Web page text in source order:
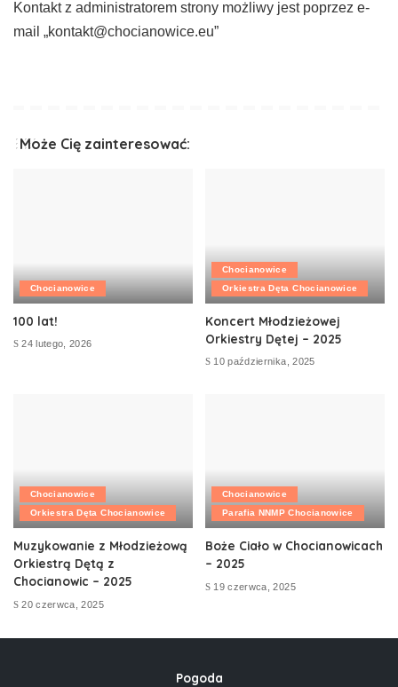
Kontakt z administratorem strony możliwy jest poprzez e-
mail „kontakt@chocianowice.eu”
Może Cię zainteresować:
Chocianowice
100 lat!
24 lutego, 2026
Chocianowice
Orkiestra Dęta Chocianowice
Koncert Młodzieżowej
Orkiestry Dętej – 2025
10 października, 2025
Chocianowice
Orkiestra Dęta Chocianowice
Muzykowanie z Młodzieżową
Orkiestrą Dętą z
Chocianowic – 2025
20 czerwca, 2025
Chocianowice
Parafia NNMP Chocianowice
Boże Ciało w Chocianowicach
– 2025
19 czerwca, 2025
Pogoda